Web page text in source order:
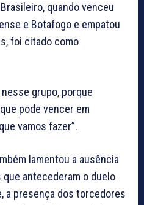
quando venceu
e Botafogo e empatou
foi citado como
grupo, porque
pode vencer em
vamos fazer”.
lamentou a ausência
antecederam o duelo
a presença dos torcedores